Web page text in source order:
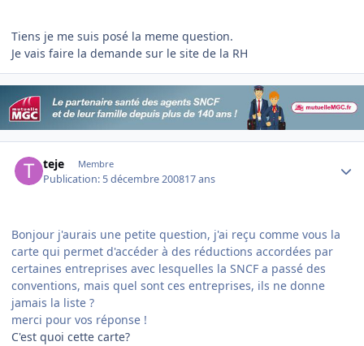
Tiens je me suis posé la meme question.
Je vais faire la demande sur le site de la RH
teje Membre
Publication: 5 décembre 200817 ans
Bonjour j'aurais une petite question, j'ai reçu comme vous la
carte qui permet d'accéder à des réductions accordées par
certaines entreprises avec lesquelles la SNCF a passé des
conventions, mais quel sont ces entreprises, ils ne donne
jamais la liste ?
merci pour vos réponse !
C'est quoi cette carte?